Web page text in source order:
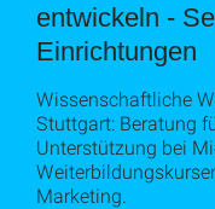
entwickeln -
Einrichtungen
Wissenschaftliche
Stuttgart: Beratung
Unterstützung bei
Marketing.